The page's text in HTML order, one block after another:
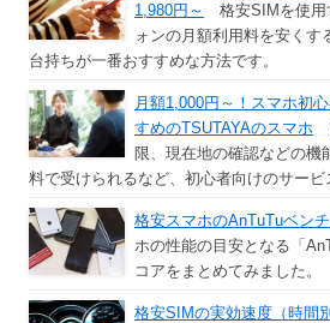
1,980円～
格安SIMを使用
ォンの月額利用料を安くす
台持ちが一番おすすめな方法です。
月額1,000円～！スマホ初
すめのTSUTAYAのスマホ
限、現在地の確認などの機
料で受けられるなど、初心者向けのサービ
格安スマホのAnTuTuベン
ホの性能の目安となる「
コアをまとめてみました。
格安SIMの実効速度（時間